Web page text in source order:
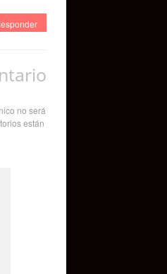
no será
están